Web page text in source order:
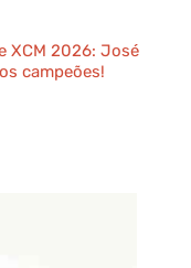
XCM 2026: José
campeões!